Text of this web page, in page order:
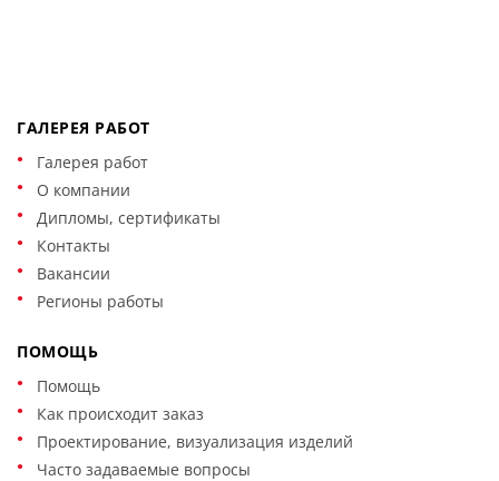
ГАЛЕРЕЯ РАБОТ
Галерея работ
О компании
Дипломы, сертификаты
Контакты
Вакансии
Регионы работы
ПОМОЩЬ
Помощь
Как происходит заказ
Проектирование, визуализация изделий
Часто задаваемые вопросы